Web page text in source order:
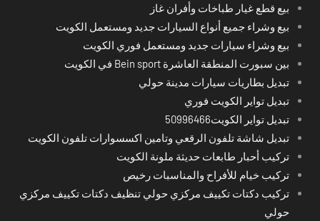
بيع قطع غيار طباخات وأفران غاز
بيع وشراء جميع أنواع السيارات جديد ومستعمل الكويت
بيع وشراء سيارات جديد ومستعمل فوري الكويت
بين سبورت المنطقة العاشرة Bein sport في الكويت
تبديل بطاريات سيارات مدينة حولي
تبديل تواير الكويت فوري
تبديل تواير الكويت50996466
تبديل شاشة تلفون الرقعي وتامين اكسسوارات تلفون الكويت
تركيب أحبار طابعات حديثة ملونة الكويت
تركيب خيام للأفراح والمناسبات رخيص
تركيب دكتات تكييف مركزي حولي تنظيف دكتات تكييف مركزي
حولي